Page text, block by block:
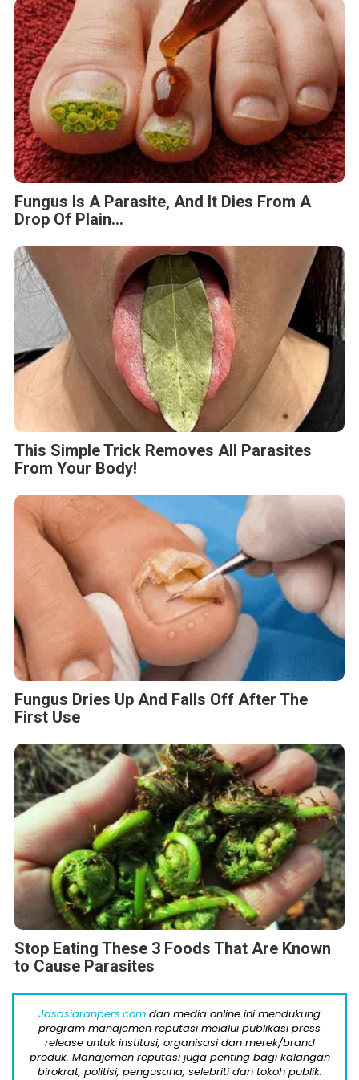
Fungus Is A Parasite, And It Dies From A
Drop Of Plain...
This Simple Trick Removes All Parasites
From Your Body!
Fungus Dries Up And Falls Off After The
First Use
Stop Eating These 3 Foods That Are Known
to Cause Parasites
Jasasiaranpers.com dan media online ini mendukung
program manajemen reputasi melalui publikasi press
release untuk institusi, organisasi dan merek/brand
produk. Manajemen reputasi juga penting bagi kalangan
birokrat, politisi, pengusaha, selebriti dan tokoh publik.